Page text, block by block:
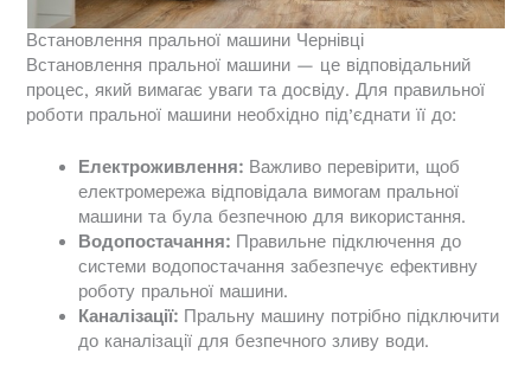
Встановлення пральної машини Чернівці
Встановлення пральної машини — це відповідальний
процес, який вимагає уваги та досвіду. Для правильної
роботи пральної машини необхідно під’єднати її до:
Електроживлення: Важливо перевірити, щоб
електромережа відповідала вимогам пральної
машини та була безпечною для використання.
Водопостачання: Правильне підключення до
системи водопостачання забезпечує ефективну
роботу пральної машини.
Каналізації: Пральну машину потрібно підключити
до каналізації для безпечного зливу води.